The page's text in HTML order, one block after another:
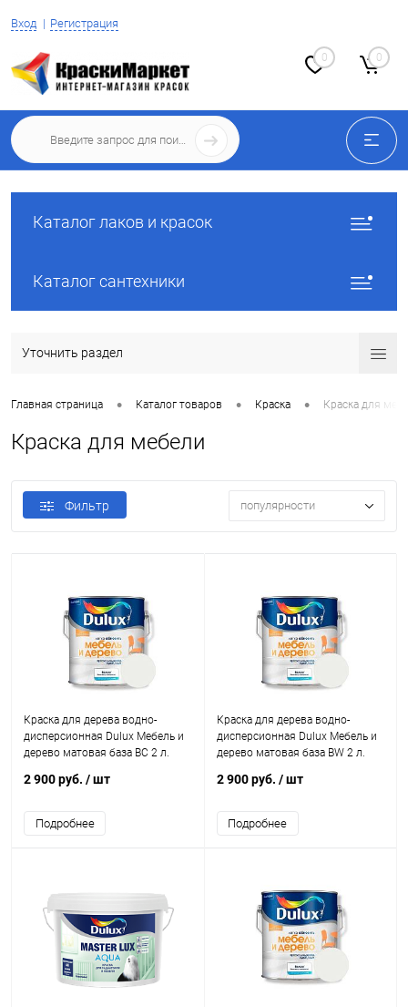
Вход Регистрация
0 0
Каталог лаков и красок
Каталог сантехники
Уточнить раздел
Главная страница • Каталог товаров • Краска • Краска для
Краска для мебели
Фильтр популярности
Краска для дерева водно-
дисперсионная Dulux Мебель и
дерево матовая база BC 2 л.
2 900 руб. / шт
Подробнее
Краска для дерева водно-
дисперсионная Dulux Мебель и
дерево матовая база BW 2 л.
2 900 руб. / шт
Подробнее